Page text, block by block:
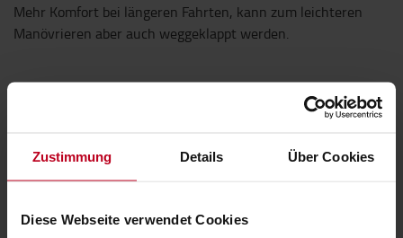
Zustimmung Details Über Cookies
Diese Webseite verwendet Cookies
Mehr Komfort bei längeren Fahrten, kann zum leichteren
Manövrieren aber auch weggeklappt werden.